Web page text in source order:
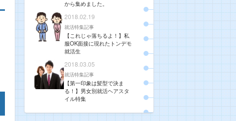
から集めました。
2018.02.19
就活特集記事
【これじゃ落ちるよ！】私
服OK面接に現れたトンデモ
就活生
2018.03.05
就活特集記事
【第一印象は髪型で決ま
る！】男女別就活ヘアスタ
イル特集